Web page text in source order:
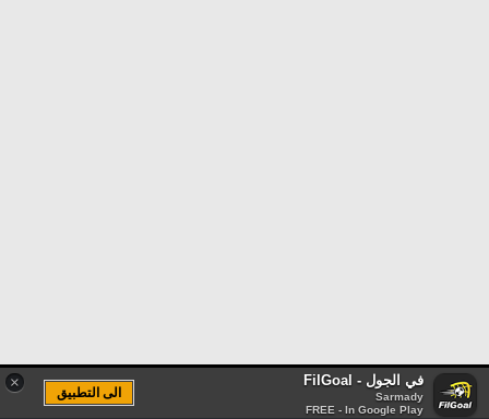
× في الجول - FilGoal
Sarmady
FREE - In Google Play
الى التطبيق